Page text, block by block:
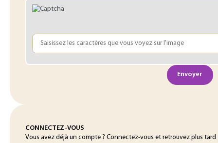
Envoyer
CONNECTEZ-VOUS
Vous avez déjà un compte ? Connectez-vous et retrouvez plus